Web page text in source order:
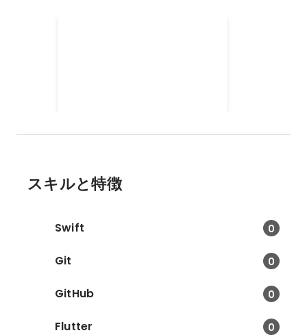
た。 内容としましては高速道路老
を提言した論文です。
スキルと特徴
Swift 0
Git 0
GitHub 0
Flutter 0